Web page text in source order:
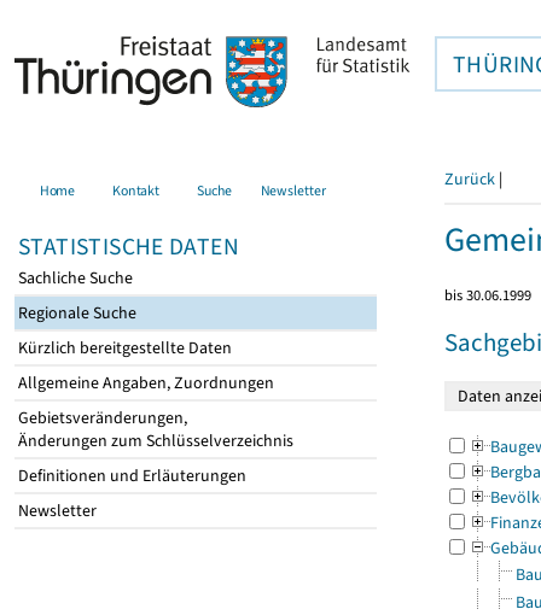
Home Kontakt Suche Newsletter
STATISTISCHE DATEN
Sachliche Suche
Regionale Suche
Kürzlich bereitgestellte Daten
Allgemeine Angaben, Zuordnungen
Gebietsveränderungen,
Änderungen zum Schlüsselverzeichnis
Definitionen und Erläuterungen
Newsletter
Zurück |
bis 30.06.1999